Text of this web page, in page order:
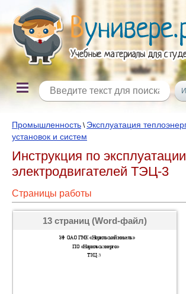
Промышленность \ Эксплуатация
установок и систем
Инструкция по эксплуатации
электродвигателей ТЭЦ-3
Страницы работы
13 страниц (Word-файл)